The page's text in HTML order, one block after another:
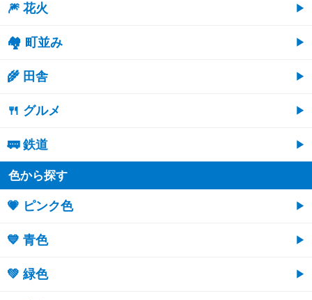
🎆 花火
🏘 町並み
🌾 田舎
🍴 グルメ
🚃 鉄道
色から探す
💗 ピンク色
💙 青色
💚 緑色